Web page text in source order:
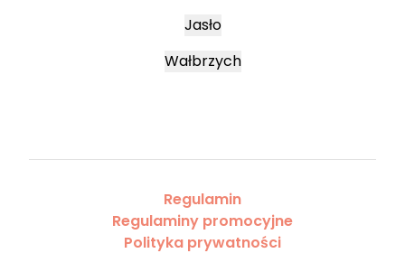
Jasło
Wałbrzych
Regulamin
Regulaminy promocyjne
Polityka prywatności